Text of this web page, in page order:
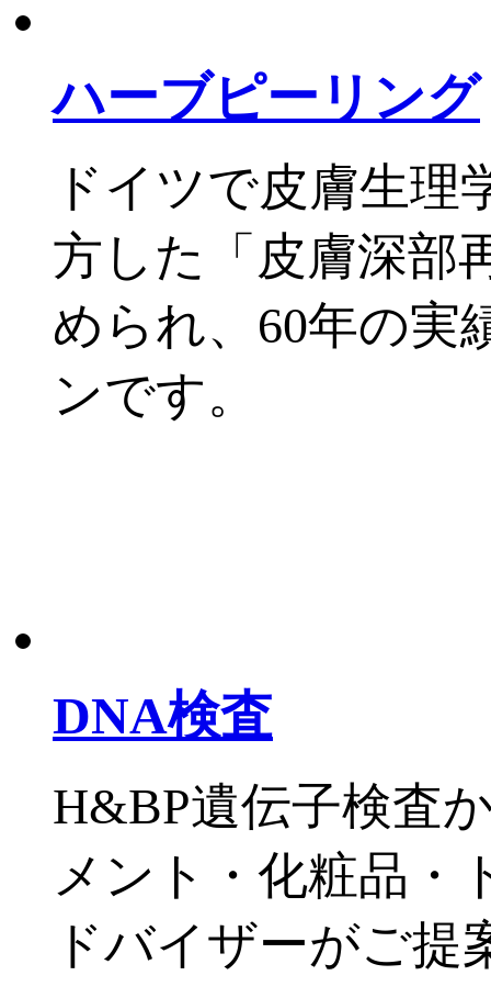
ハーブピーリング
ドイツで皮膚生理
方した「皮膚深部
められ、60年の実
ンです。
DNA検査
H&BP遺伝子検査
メント・化粧品・
ドバイザーがご提